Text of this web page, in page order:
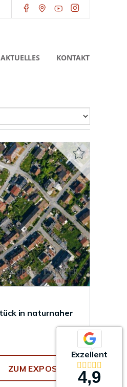
AKTUELLES KONTAKT
in naturnaher
ZUM EXPOSÉ
Exzellent
4,9